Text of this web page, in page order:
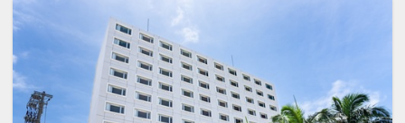
インターネットコース番号：DP-1-
17240758